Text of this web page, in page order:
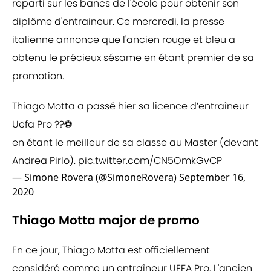
reparti sur les bancs de l'école pour obtenir son
diplôme d'entraineur. Ce mercredi, la presse
italienne annonce que l'ancien rouge et bleu a
obtenu le précieux sésame en étant premier de sa
promotion.
Thiago Motta a passé hier sa licence d’entraîneur
Uefa Pro ??⚽️
en étant le meilleur de sa classe au Master (devant
Andrea Pirlo). pic.twitter.com/CN5OmkGvCP
— Simone Rovera (@SimoneRovera)September 16,
2020
Thiago Motta major de promo
En ce jour, Thiago Motta est officiellement